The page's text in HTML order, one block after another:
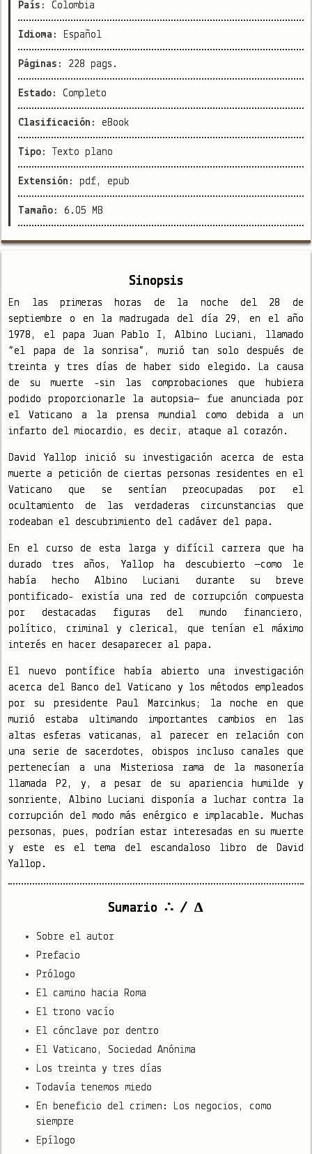
País: Colombia
Idioma: Español
Páginas: 228 pags.
Estado: Completo
Clasificación: eBook
Tipo: Texto plano
Extensión: pdf, epub
Tamaño: 6.05 MB
Sinopsis
En las primeras horas de la noche del 28 de
septiembre o en la madrugada del día 29, en el año
1978, el papa Juan Pablo I, Albino Luciani, llamado
“el papa de la sonrisa”, murió tan solo después de
treinta y tres días de haber sido elegido. La causa
de su muerte -sin las comprobaciones que hubiera
podido proporcionarle la autopsia— fue anunciada por
el Vaticano a la prensa mundial como debida a un
infarto del miocardio, es decir, ataque al corazón.
David Yallop inició su investigación acerca de esta
muerte a petición de ciertas personas residentes en el
Vaticano que se sentían preocupadas por el
ocultamiento de las verdaderas circunstancias que
rodeaban el descubrimiento del cadáver del papa.
En el curso de esta larga y difícil carrera que ha
durado tres años, Yallop ha descubierto —como le
había hecho Albino Luciani durante su breve
pontificado- existía una red de corrupción compuesta
por destacadas figuras del mundo financiero,
político, criminal y clerical, que tenían el máximo
interés en hacer desaparecer al papa.
El nuevo pontífice había abierto una investigación
acerca del Banco del Vaticano y los métodos empleados
por su presidente Paul Marcinkus; la noche en que
murió estaba ultimando importantes cambios en las
altas esferas vaticanas, al parecer en relación con
una serie de sacerdotes, obispos incluso canales que
pertenecían a una Misteriosa rama de la masonería
llamada P2, y, a pesar de su apariencia humilde y
sonriente, Albino Luciani disponía a luchar contra la
corrupción del modo más enérgico e implacable. Muchas
personas, pues, podrían estar interesadas en su muerte
y este es el tema del escandaloso libro de David
Yallop.
Sumario ∴ / Δ
Sobre el autor
Prefacio
Prólogo
El camino hacia Roma
El trono vacío
El cónclave por dentro
El Vaticano, Sociedad Anónima
Los treinta y tres días
Todavía tenemos miedo
En beneficio del crimen: Los negocios, como
siempre
Epílogo